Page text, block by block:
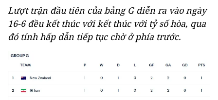
Lượt trận đầu tiên của bảng G diễn ra vào ngày
16-6 đều kết thúc với kết thúc với tỷ số hòa, qua
đó tính hấp dẫn tiếp tục chờ ở phía trước.